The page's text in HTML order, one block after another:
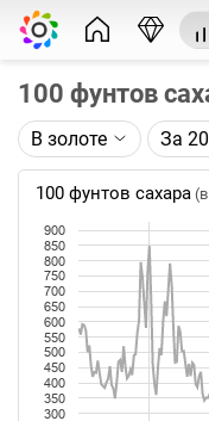
100 фунтов
Описание графика:
Цена фьючерса на
Каждая точка на
недели или
(день, неделя,
при изменении
Данные
В золоте За
100 фунтов сахара
300
350
400
450
500
550
600
650
700
750
800
850
900